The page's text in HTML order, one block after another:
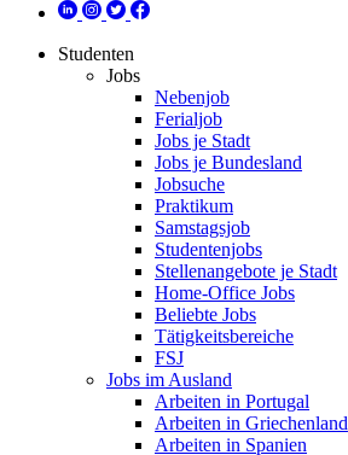
Studenten
Jobs
Nebenjob
Ferialjob
Jobs je Stadt
Jobs je Bundesland
Jobsuche
Praktikum
Samstagsjob
Studentenjobs
Stellenangebote je Stadt
Home-Office Jobs
Beliebte Jobs
Tätigkeitsbereiche
FSJ
Jobs im Ausland
Arbeiten in Portugal
Arbeiten in Griechenland
Arbeiten in Spanien